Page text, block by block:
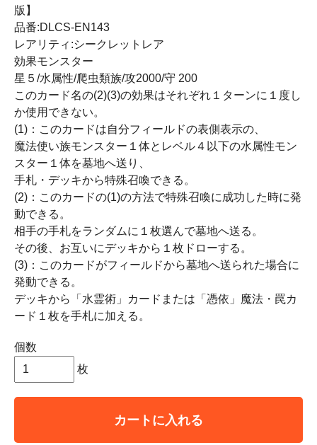
版】
品番:DLCS-EN143
レアリティ:シークレットレア
効果モンスター
星５/水属性/爬虫類族/攻2000/守 200
このカード名の(2)(3)の効果はそれぞれ１ターンに１度し
か使用できない。
(1)：このカードは自分フィールドの表側表示の、
魔法使い族モンスター１体とレベル４以下の水属性モン
スター１体を墓地へ送り、
手札・デッキから特殊召喚できる。
(2)：このカードの(1)の方法で特殊召喚に成功した時に発
動できる。
相手の手札をランダムに１枚選んで墓地へ送る。
その後、お互いにデッキから１枚ドローする。
(3)：このカードがフィールドから墓地へ送られた場合に
発動できる。
デッキから「水霊術」カードまたは「憑依」魔法・罠カ
ード１枚を手札に加える。
個数
枚
カートに入れる